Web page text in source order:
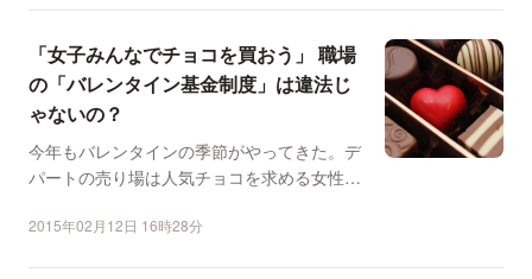
「女子みんなでチョコを買おう」 職場
の「バレンタイン基金制度」は違法じ
ゃないの？
今年もバレンタインの季節がやってきた。デ
パートの売り場は人気チョコを求める女性客
2015年02月12日 16時28分